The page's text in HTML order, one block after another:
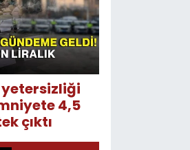
yetersizliği
4,5
çıktı